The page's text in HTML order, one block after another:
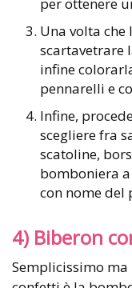
per ottenere
Una volta che
scartavetrare
infine
pennarelli e
Infine,
scegliere fra
scatoline,
bomboniera
con nome del
4) Biberon
Semplicissimo